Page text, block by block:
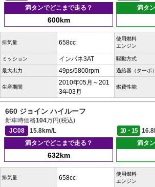
満タンでどこまで走る？
600km
満タ
排気量 658cc
使用燃料
エンジン
ミッション インパネ3AT 駆動方式
最大出力 49ps/5800rpm 過給器（ターボ）
生産期間
2010年05月～201
3年03月
燃費性能
660 ジョイン ハイルーフ
新車時価格104万円(税込)
JC08
15.8km/L 10・15
満タンでどこまで走る？
632km
満タ
排気量 658cc
使用燃料
エンジン